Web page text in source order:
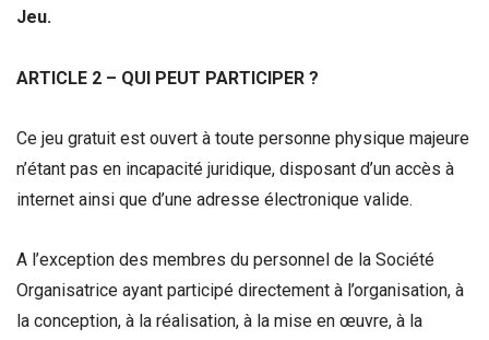
Jeu.
ARTICLE 2 – QUI PEUT PARTICIPER ?
Ce jeu gratuit est ouvert à toute personne physique majeure
n’étant pas en incapacité juridique, disposant d’un accès à
internet ainsi que d’une adresse électronique valide.
A l’exception des membres du personnel de la Société
Organisatrice ayant participé directement à l’organisation, à
la conception, à la réalisation, à la mise en œuvre, à la